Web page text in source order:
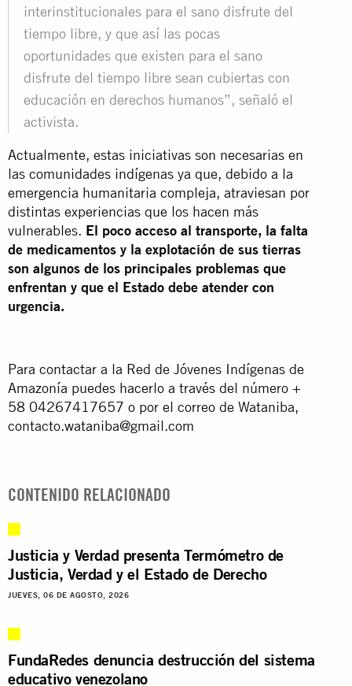
interinstitucionales para el sano disfrute del
tiempo libre, y que así las pocas
oportunidades que existen para el sano
disfrute del tiempo libre sean cubiertas con
educación en derechos humanos”, señaló el
activista.
Actualmente, estas iniciativas son necesarias en
las comunidades indígenas ya que, debido a la
emergencia humanitaria compleja, atraviesan por
distintas experiencias que los hacen más
vulnerables. El poco acceso al transporte, la falta
de medicamentos y la explotación de sus tierras
son algunos de los principales problemas que
enfrentan y que el Estado debe atender con
urgencia.
Para contactar a la Red de Jóvenes Indígenas de
Amazonía puedes hacerlo a través del número +
58 04267417657 o por el correo de Wataniba,
contacto.wataniba@gmail.com
CONTENIDO RELACIONADO
Justicia y Verdad presenta Termómetro de
Justicia, Verdad y el Estado de Derecho
JUEVES, 06 DE AGOSTO, 2026
FundaRedes denuncia destrucción del sistema
educativo venezolano